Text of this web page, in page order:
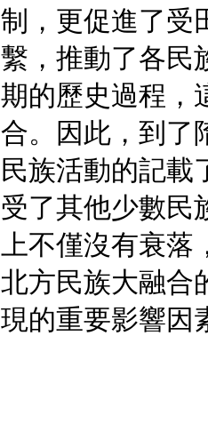
制，更促進了受
繫，推動了各民
期的歷史過程，
合。因此，到了
民族活動的記載
受了其他少數民
上不僅沒有衰落
北方民族大融合
現的重要影響因